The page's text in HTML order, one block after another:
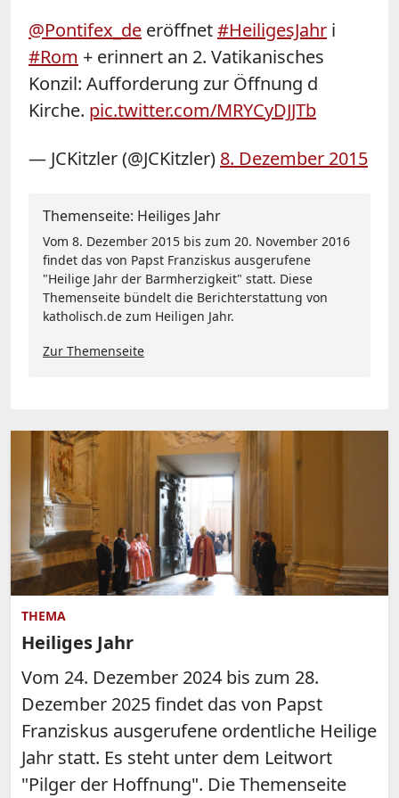
@Pontifex_de eröffnet#HeiligesJahr i
#Rom + erinnert an 2. Vatikanisches
Konzil: Aufforderung zur Öffnung d
Kirche. pic.twitter.com/MRYCyDJJTb
— JCKitzler (@JCKitzler) 8. Dezember 2015
Themenseite: Heiliges Jahr
Vom 8. Dezember 2015 bis zum 20. November 2016
findet das von Papst Franziskus ausgerufene
"Heilige Jahr der Barmherzigkeit" statt. Diese
Themenseite bündelt die Berichterstattung von
katholisch.de zum Heiligen Jahr.
Zur Themenseite
THEMA
Heiliges Jahr
Vom 24. Dezember 2024 bis zum 28.
Dezember 2025 findet das von Papst
Franziskus ausgerufene ordentliche Heilige
Jahr statt. Es steht unter dem Leitwort
"Pilger der Hoffnung". Die Themenseite